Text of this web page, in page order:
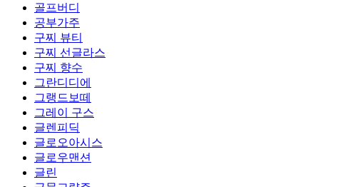
골프버디
공부가주
구찌 뷰티
구찌 선글라스
구찌 향수
그란디디에
그랭드보떼
그레이 구스
글렌피딕
글로오아시스
글로우맨션
글린